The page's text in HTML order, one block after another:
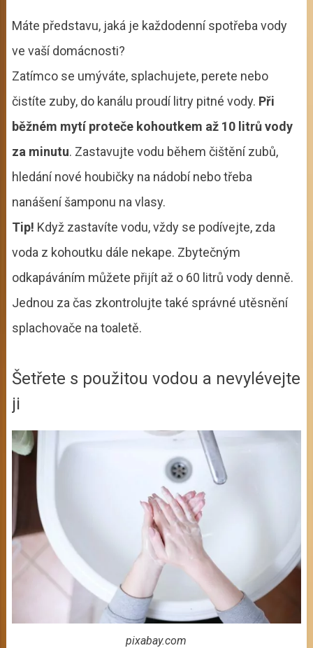
Máte představu, jaká je každodenní spotřeba vody
ve vaší domácnosti?
Zatímco se umýváte, splachujete, perete nebo
čistíte zuby, do kanálu proudí litry pitné vody. Při
běžném mytí proteče kohoutkem až 10 litrů vody
za minutu. Zastavujte vodu během čištění zubů,
hledání nové houbičky na nádobí nebo třeba
nanášení šamponu na vlasy.
Tip! Když zastavíte vodu, vždy se podívejte, zda
voda z kohoutku dále nekape. Zbytečným
odkapáváním můžete přijít až o 60 litrů vody denně.
Jednou za čas zkontrolujte také správné utěsnění
splachovače na toaletě.
Šetřete s použitou vodou a nevylévejte
ji
pixabay.com